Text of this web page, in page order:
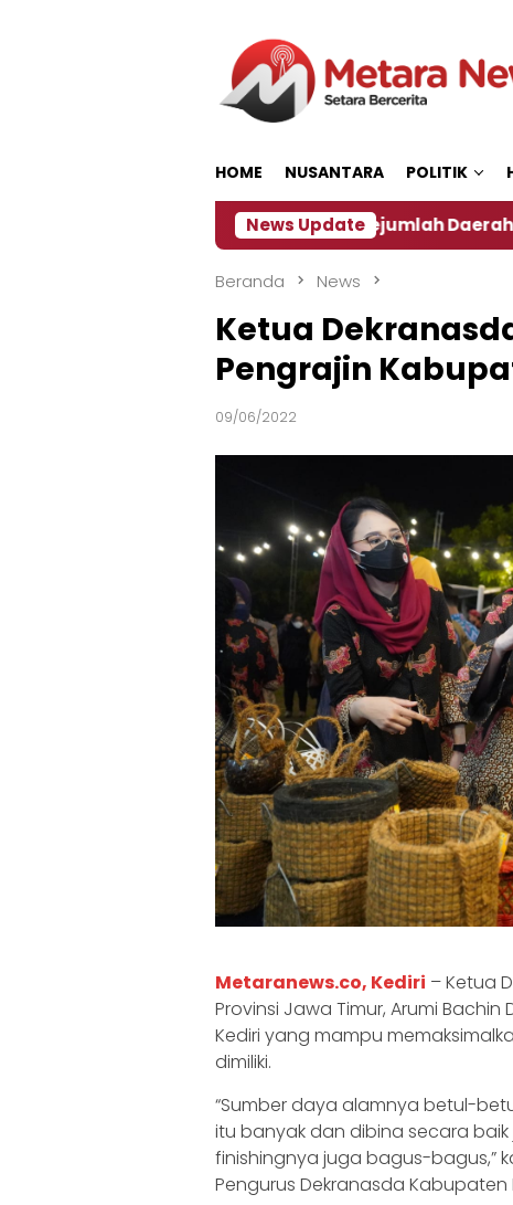
HOME NUSANTARA POLITIK
News Update
Dampak El Nino, Sejumlah Daerah di Jember
Beranda News
Ketua
Pengrajin
09/06/2022
Metaranews.co, Kediri – Ketua
Provinsi Jawa Timur, Arumi
Kediri yang mampu
dimiliki.
“Sumber daya alamnya betul-
itu banyak dan dibina secara
finishingnya juga bagus-bagus,”
Pengurus Dekranasda